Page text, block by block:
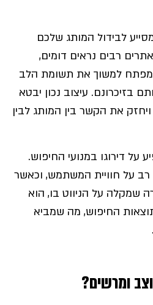
לבידול המותג שלכם
רבים נראים דומים,
המפתח למשוך את תשומת הלב
בזיכרונם. עיצוב נכון יבטא
את הקשר בין המותג לבין
על דירוגו במנועי החיפוש.
רב על חוויית המשתמש, וכאשר
שמקלה על הניווט בו, הוא
החיפוש, מה שמביא
ומרשים?